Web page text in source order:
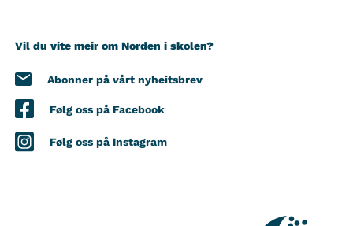
Vil du vite meir om Norden i skolen?
Abonner på vårt nyheitsbrev
Følg oss på Facebook
Følg oss på Instagram